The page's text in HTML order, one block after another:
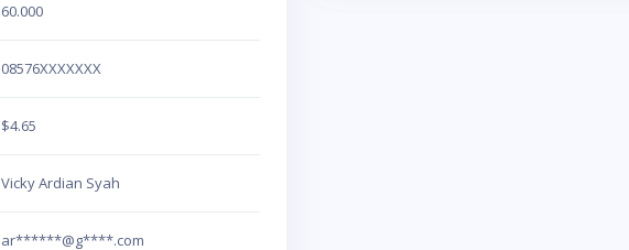
60.000
08576XXXXXXX
$4.65
Vicky Ardian Syah
ar******@g****.com